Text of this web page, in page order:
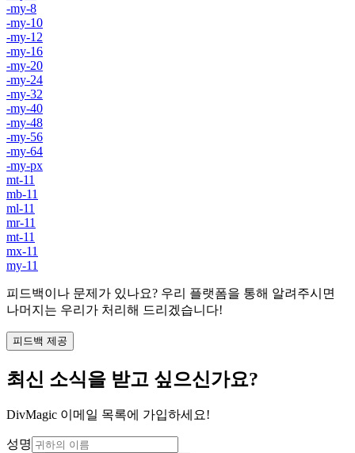
-my-8
-my-10
-my-12
-my-16
-my-20
-my-24
-my-32
-my-40
-my-48
-my-56
-my-64
-my-px
mt-11
mb-11
ml-11
mr-11
mt-11
mx-11
my-11
피드백이나 문제가 있나요? 우리 플랫폼을 통해 알려주시면
나머지는 우리가 처리해 드리겠습니다!
피드백 제공
최신 소식을 받고 싶으신가요?
DivMagic 이메일 목록에 가입하세요!
성명